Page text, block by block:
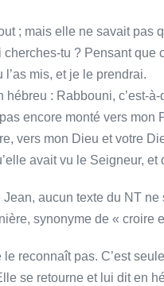
; mais elle ne savait pas
tu ? Pensant que
l’as mis, et je le prendrai.
: Rabbouni, c’est-à-
encore monté vers mon
vers mon Dieu et votre
avait vu le Seigneur, et
Jean, aucun texte du NT
synonyme de « croire
reconnaît pas. C’est
se retourne et lui dit en